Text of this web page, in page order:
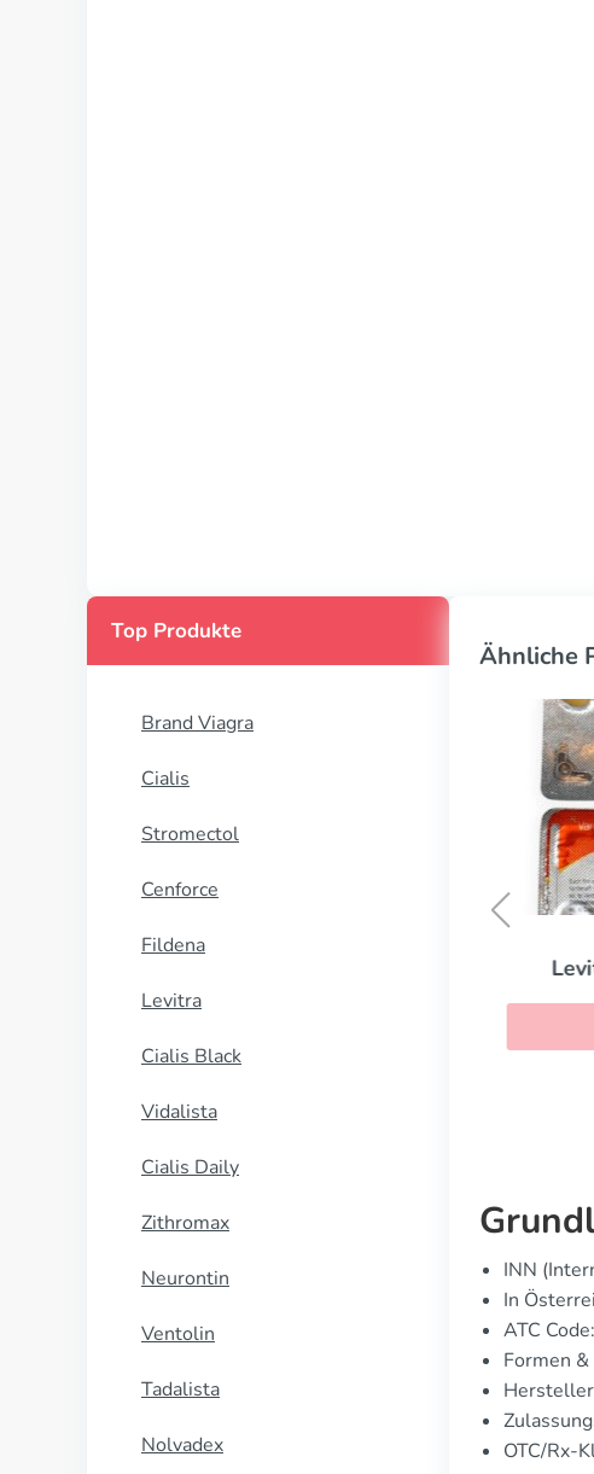
Top Produkte
Brand Viagra
Cialis
Stromectol
Cenforce
Fildena
Levitra
Cialis Black
Vidalista
Cialis Daily
Zithromax
Neurontin
Ventolin
Tadalista
Nolvadex
Ähnliche
INN
In
ATC
Formen
OTC/Rx-